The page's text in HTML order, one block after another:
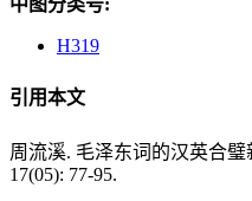
中图分类号:
H319
引用本文
周流溪. 毛泽东词的汉英合璧
17(05): 77-95.